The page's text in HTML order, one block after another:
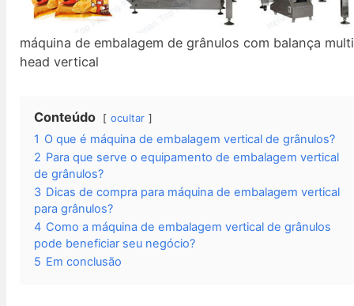
máquina de embalagem de grânulos com balança
head vertical
Conteúdo ocultar
1 O que é máquina de embalagem vertical de grânulos?
2 Para que serve o equipamento de embalagem vertical
de grânulos?
3 Dicas de compra para máquina de embalagem vertical
para grânulos?
4 Como a máquina de embalagem vertical de grânulos
pode beneficiar seu negócio?
5 Em conclusão